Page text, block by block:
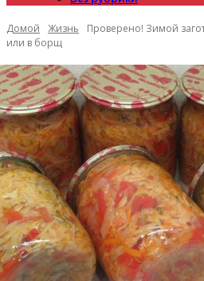
Домой Жизнь
Проверено! Зимой
или в борщ